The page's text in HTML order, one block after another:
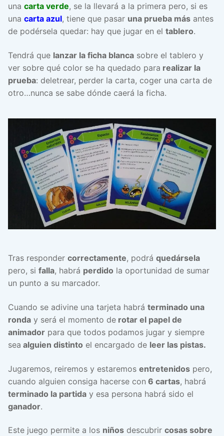
una carta verde, se la llevará a la primera pero, si es
una carta azul, tiene que pasar una prueba más antes
de podérsela quedar: hay que jugar en el tablero.
Tendrá que lanzar la ficha blanca sobre el tablero y
ver sobre qué color se ha quedado para realizar la
prueba: deletrear, perder la carta, coger una carta de
otro…nunca se sabe dónde caerá la ficha.
Tras responder correctamente, podrá quedársela
pero, si falla, habrá perdido la oportunidad de sumar
un punto a su marcador.
Cuando se adivine una tarjeta habrá terminado una
ronda y será el momento de rotar el papel de
animador para que todos podamos jugar y siempre
sea alguien distinto el encargado de leer las pistas.
Jugaremos, reiremos y estaremos entretenidos pero,
cuando alguien consiga hacerse con 6 cartas, habrá
terminado la partida y esa persona habrá sido el
ganador.
Este juego permite a los niños descubrir cosas sobre